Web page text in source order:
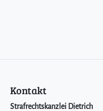
Kontakt
Strafrechtskanzlei Dietrich